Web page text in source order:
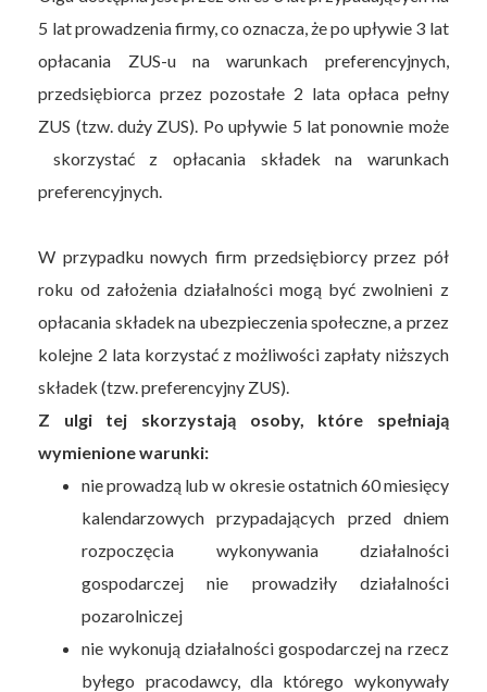
5 lat prowadzenia firmy, co oznacza, że po upływie 3 lat
opłacania ZUS-u na warunkach preferencyjnych,
przedsiębiorca przez pozostałe 2 lata opłaca pełny
ZUS (tzw. duży ZUS). Po upływie 5 lat ponownie może
skorzystać z opłacania składek na warunkach
preferencyjnych.
W przypadku nowych firm przedsiębiorcy przez pół
roku od założenia działalności mogą być zwolnieni z
opłacania składek na ubezpieczenia społeczne, a przez
kolejne 2 lata korzystać z możliwości zapłaty niższych
składek (tzw. preferencyjny ZUS).
Z ulgi tej skorzystają osoby, które spełniają
wymienione warunki:
nie prowadzą lub w okresie ostatnich 60 miesięcy
kalendarzowych przypadających przed dniem
rozpoczęcia wykonywania działalności
gospodarczej nie prowadziły działalności
pozarolniczej
nie wykonują działalności gospodarczej na rzecz
byłego pracodawcy, dla którego wykonywały